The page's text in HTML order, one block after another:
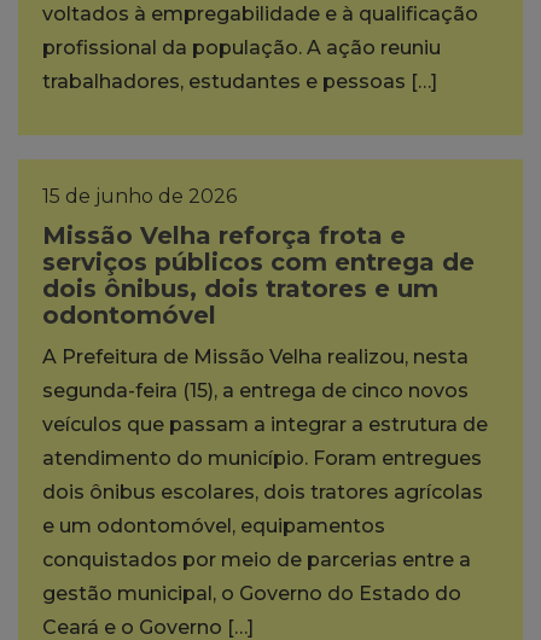
voltados à empregabilidade e à qualificação
profissional da população. A ação reuniu
trabalhadores, estudantes e pessoas […]
15 de junho de 2026
Missão Velha reforça frota e
serviços públicos com entrega de
dois ônibus, dois tratores e um
odontomóvel
A Prefeitura de Missão Velha realizou, nesta
segunda-feira (15), a entrega de cinco novos
veículos que passam a integrar a estrutura de
atendimento do município. Foram entregues
dois ônibus escolares, dois tratores agrícolas
e um odontomóvel, equipamentos
conquistados por meio de parcerias entre a
gestão municipal, o Governo do Estado do
Ceará e o Governo […]